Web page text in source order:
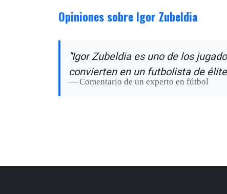
Opiniones sobre Igor Zubeldia
"Igor Zubeldia es uno de los
convierten en un futbolista de
Comentario de un experto en fútbol